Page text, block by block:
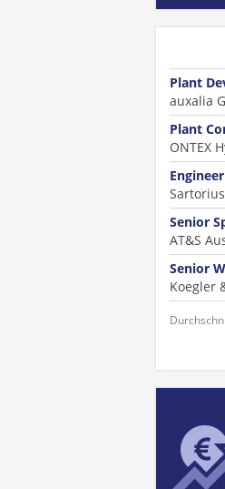
Plant
auxalia
Plant
ONTEX
Sartorius
Senior
AT&S
Senior
Koegler